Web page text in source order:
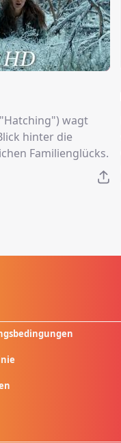
wagt
hinter die
Familienglücks.